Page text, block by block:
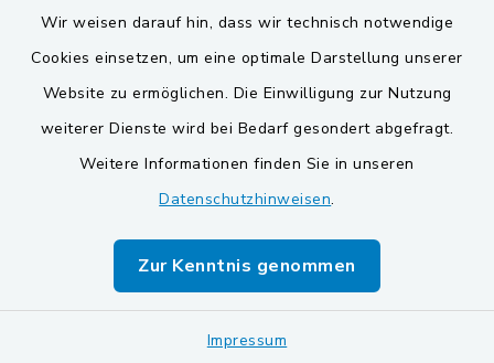
Wir weisen darauf hin, dass wir technisch notwendige
Cookies einsetzen, um eine optimale Darstellung unserer
Website zu ermöglichen. Die Einwilligung zur Nutzung
weiterer Dienste wird bei Bedarf gesondert abgefragt.
Weitere Informationen finden Sie in unseren
Datenschutzhinweisen.
Zur Kenntnis genommen
Impressum
Barrierefreiheit
Impressum
Sitemap